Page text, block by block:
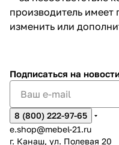
производитель
изменить или
Подписаться на
8 (800) 222-97-65
e.shop@mebel-21.ru
г. Канаш, ул. Полевая 20